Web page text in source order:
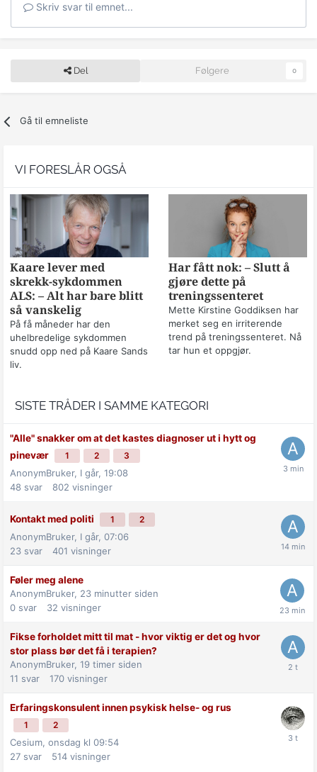
Skriv svar til emnet...
Del Følgere 0
Gå til emneliste
VI FORESLÅR OGSÅ
Kaare lever med
skrekk-sykdommen
ALS: – Alt har bare blitt
så vanskelig
På få måneder har den
uhelbredelige sykdommen
snudd opp ned på Kaare Sands
liv.
Har fått nok: – Slutt å
gjøre dette på
treningssenteret
Mette Kirstine Goddiksen har
merket seg en irriterende
trend på treningssenteret. Nå
tar hun et oppgjør.
SISTE TRÅDER I SAMME KATEGORI
"Alle" snakker om at det kastes diagnoser ut i hytt og
pinevær
1 2 3
AnonymBruker, I går, 19:08
48 svar 802 visninger
Kontakt med politi 1 2
AnonymBruker, I går, 07:06
23 svar 401 visninger
Føler meg alene
AnonymBruker, 23 minutter siden
0 svar 32 visninger
Fikse forholdet mitt til mat - hvor viktig er det og hvor
stor plass bør det få i terapien?
AnonymBruker, 19 timer siden
11 svar 170 visninger
Erfaringskonsulent innen psykisk helse- og rus
1 2
Cesium, onsdag kl 09:54
27 svar 514 visninger